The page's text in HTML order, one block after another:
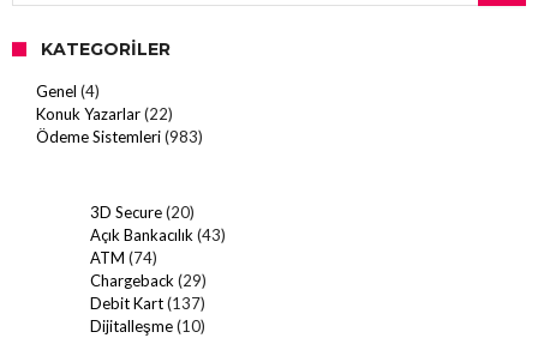
KATEGORILER
Genel (4)
Konuk Yazarlar(22)
Ödeme Sistemleri(983)
3D Secure(20)
Açık Bankacılık (43)
ATM (74)
Chargeback (29)
Debit Kart(137)
Dijitalleşme(10)